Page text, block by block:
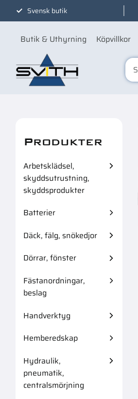
Svensk butik
Butik & Uthyrning Köpvillkor
Produkter
Arbetsklädsel,
skyddsutrustning,
skyddsprodukter
Batterier
Däck, fälg, snökedjor
Dörrar, fönster
Fästanordningar,
beslag
Handverktyg
Hemberedskap
Hydraulik,
pneumatik,
centralsmörjning